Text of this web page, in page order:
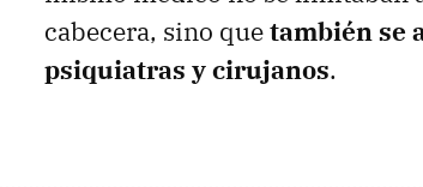
cabecera, sino quetambién se
psiquiatras y cirujanos.